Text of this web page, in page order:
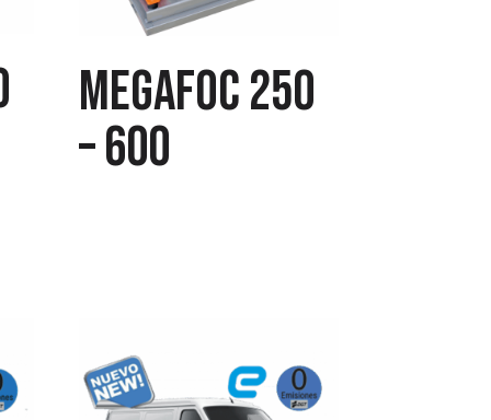
MEGAFOC 250
– 600